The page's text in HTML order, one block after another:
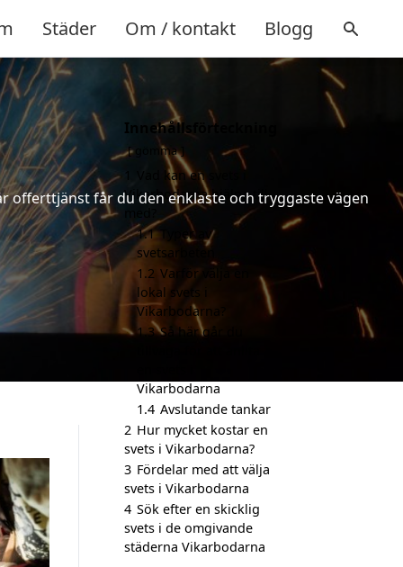
Städer Om / kontakt Blogg
offerttjänst får du den enklaste och tryggaste vägen
Innehållsförteckning
gömma
Vad kan en svets i
Vikarbodarna hjälpa till
1.1 Typer av
svetsarbeten
1.2 Varför välja en
lokal svets i
Vikarbodarna?
1.3 Så här går du
Vikarbodarna
1.4 Avslutande tankar
2 Hur mycket kostar en
svets i Vikarbodarna?
3 Fördelar med att välja
svets i Vikarbodarna
4 Sök efter en skicklig
svets i de omgivande
städerna Vikarbodarna